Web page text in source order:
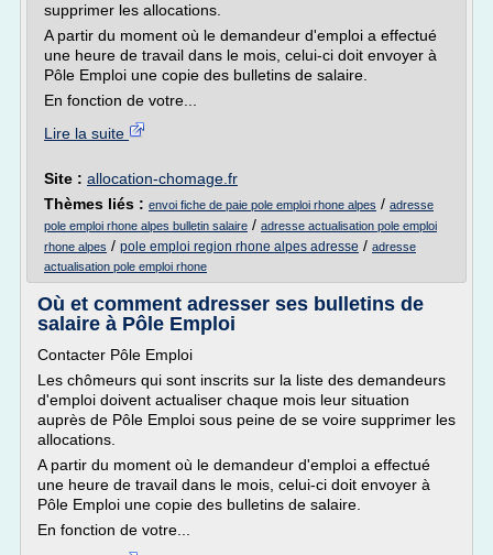
supprimer les allocations.
A partir du moment où le demandeur d'emploi a effectué
une heure de travail dans le mois, celui-ci doit envoyer à
Pôle Emploi une copie des bulletins de salaire.
En fonction de votre...
Lire la suite
Site : allocation-chomage.fr
Thèmes liés : envoi fiche de paie pole emploi rhone alpes / adresse
pole emploi rhone alpes bulletin salaire / adresse actualisation pole emploi
rhone alpes / pole emploi region rhone alpes adresse / adresse
actualisation pole emploi rhone
Où et comment adresser ses bulletins de
salaire à Pôle Emploi
Contacter Pôle Emploi
Les chômeurs qui sont inscrits sur la liste des demandeurs
d'emploi doivent actualiser chaque mois leur situation
auprès de Pôle Emploi sous peine de se voire supprimer les
allocations.
A partir du moment où le demandeur d'emploi a effectué
une heure de travail dans le mois, celui-ci doit envoyer à
Pôle Emploi une copie des bulletins de salaire.
En fonction de votre...